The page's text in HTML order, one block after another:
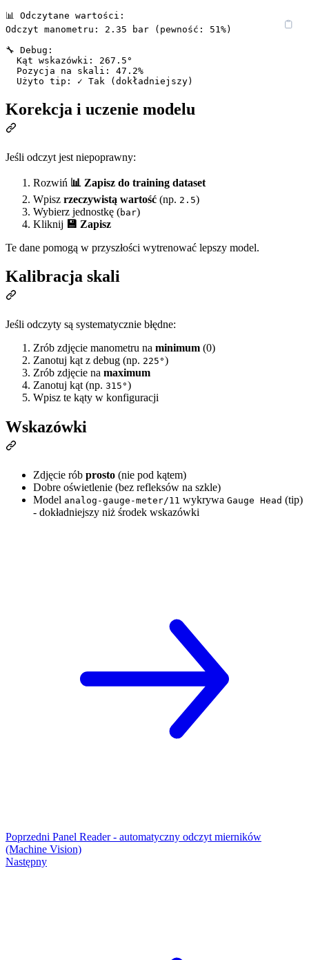
📊 Odczytane wartości:
Odczyt manometru: 2.35 bar (pewność: 51%)
🔧 Debug:
Korekcja i uczenie modelu
Jeśli odczyt jest niepoprawny:
Rozwiń 📊 Zapisz do training dataset
Wpisz rzeczywistą wartość (np. 2.5)
Wybierz jednostkę (bar)
Kliknij 💾 Zapisz
Te dane pomogą w przyszłości wytrenować lepszy model.
Kalibracja skali
Jeśli odczyty są systematycznie błędne:
Zrób zdjęcie manometru na minimum (0)
Zanotuj kąt z debug (np. 225°)
Zrób zdjęcie na maximum
Zanotuj kąt (np. 315°)
Wpisz te kąty w konfiguracji
Wskazówki
Zdjęcie rób prosto (nie pod kątem)
Dobre oświetlenie (bez refleksów na szkle)
Model analog-gauge-meter/11 wykrywa Gauge Head (tip)
- dokładniejszy niż środek wskazówki
Poprzedni Panel Reader - automatyczny odczyt mierników
(Machine Vision)
Następny